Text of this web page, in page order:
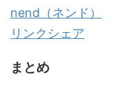
nend（ネンド）
リンクシェア
まとめ